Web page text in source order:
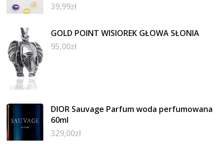
39,99zł
GOLD POINT WISIOREK GŁOWA SŁONIA
95,00zł
DIOR Sauvage Parfum woda perfumowana
60ml
329,00zł